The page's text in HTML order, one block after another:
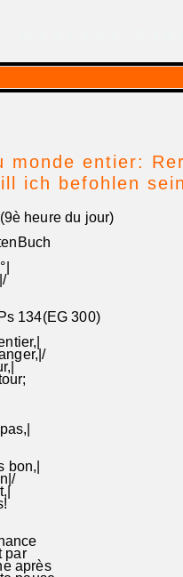
monde entier:
ich befohlen sein
heure du jour)
134(EG 300)
bon,|
par
après